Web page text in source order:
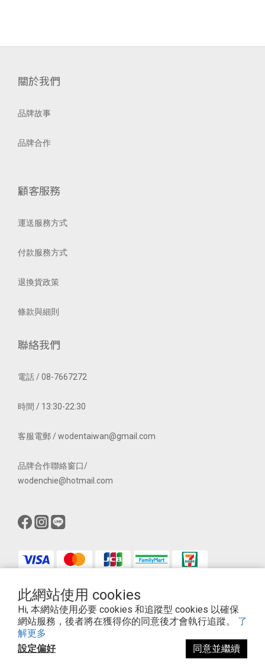
此網站使用 cookies
Hi, 本網站使用必要 cookies 和追蹤型 cookies 以確保
網站服務，後者將在獲得你的同意後才會執行追蹤。 了
解更多
設定偏好
同意並繼續
關於我們
品牌故事
品牌合作
顧客服務
運送服務方式
付款服務方式
退換貨政策
條款與細則
聯絡我們
電話 / 08-7667272
時間 / 13:30-22:30
客服電郵 / wodentaiwan@gmail.com
品牌合作聯絡窗口/
wodenchie@hotmail.com
$ TWD 繁體中文